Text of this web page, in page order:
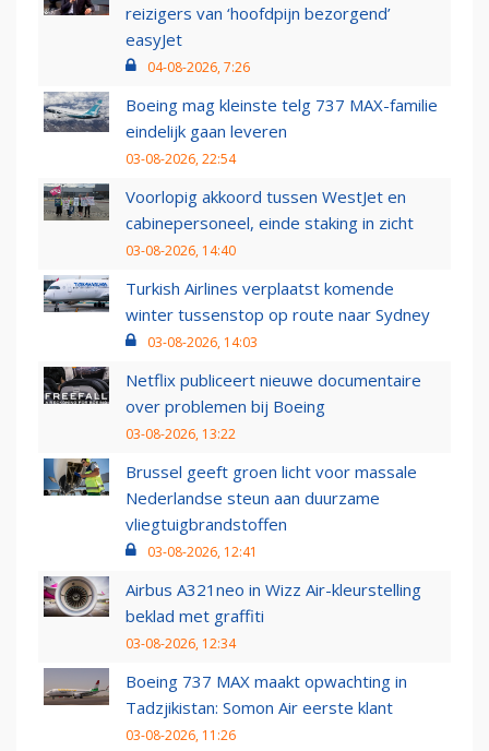
reizigers van ‘hoofdpijn bezorgend’
easyJet
04-08-2026, 7:26
Boeing mag kleinste telg 737 MAX-familie
eindelijk gaan leveren
03-08-2026, 22:54
Voorlopig akkoord tussen WestJet en
cabinepersoneel, einde staking in zicht
03-08-2026, 14:40
Turkish Airlines verplaatst komende
winter tussenstop op route naar Sydney
03-08-2026, 14:03
Netflix publiceert nieuwe documentaire
over problemen bij Boeing
03-08-2026, 13:22
Brussel geeft groen licht voor massale
Nederlandse steun aan duurzame
vliegtuigbrandstoffen
03-08-2026, 12:41
Airbus A321neo in Wizz Air-kleurstelling
beklad met graffiti
03-08-2026, 12:34
Boeing 737 MAX maakt opwachting in
Tadzjikistan: Somon Air eerste klant
03-08-2026, 11:26